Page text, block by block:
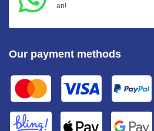
an!
Our payment methods